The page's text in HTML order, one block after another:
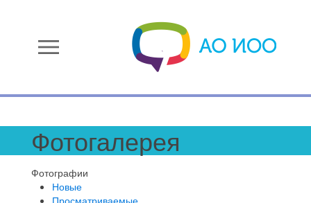
menu
Фотогалерея
Фотографии
Новые
Просматриваемые